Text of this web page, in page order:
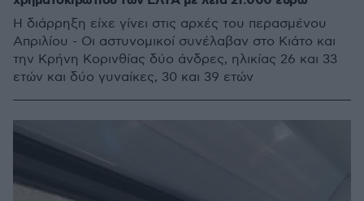
Η διάρρηξη είχε γίνει στις αρχές του περασμένου
Απριλίου - Οι αστυνομικοί συνέλαβαν στο Κιάτο και
την Κρήνη Κορινθίας δύο άνδρες, ηλικίας 26 και 33
ετών και δύο γυναίκες, 30 και 39 ετών